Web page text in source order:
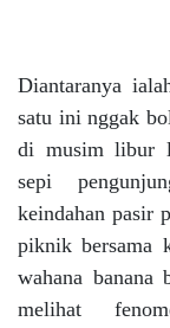
Diantaranya
satu ini nggak
di musim libur
sepi
keindahan pasir
piknik bersama
wahana banana
melihat